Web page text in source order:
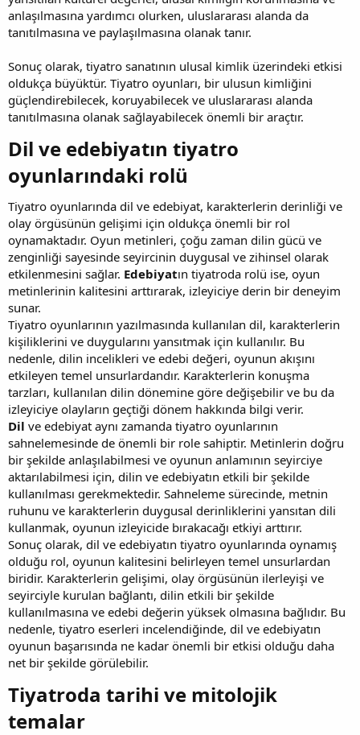
anlaşılmasına yardımcı olurken, uluslararası alanda da
tanıtılmasına ve paylaşılmasına olanak tanır.
Sonuç olarak, tiyatro sanatının ulusal kimlik üzerindeki etkisi
oldukça büyüktür. Tiyatro oyunları, bir ulusun kimliğini
güçlendirebilecek, koruyabilecek ve uluslararası alanda
tanıtılmasına olanak sağlayabilecek önemli bir araçtır.
Dil ve edebiyatın tiyatro
oyunlarındaki rolü​
Tiyatro oyunlarında dil ve edebiyat, karakterlerin derinliği ve
olay örgüsünün gelişimi için oldukça önemli bir rol
oynamaktadır. Oyun metinleri, çoğu zaman dilin gücü ve
zenginliği sayesinde seyircinin duygusal ve zihinsel olarak
etkilenmesini sağlar. Edebiyatın tiyatroda rolü ise, oyun
metinlerinin kalitesini arttırarak, izleyiciye derin bir deneyim
sunar.
Tiyatro oyunlarının yazılmasında kullanılan dil, karakterlerin
kişiliklerini ve duygularını yansıtmak için kullanılır. Bu
nedenle, dilin incelikleri ve edebi değeri, oyunun akışını
etkileyen temel unsurlardandır. Karakterlerin konuşma
tarzları, kullanılan dilin dönemine göre değişebilir ve bu da
izleyiciye olayların geçtiği dönem hakkında bilgi verir.
Dil ve edebiyat aynı zamanda tiyatro oyunlarının
sahnelemesinde de önemli bir role sahiptir. Metinlerin doğru
bir şekilde anlaşılabilmesi ve oyunun anlamının seyirciye
aktarılabilmesi için, dilin ve edebiyatın etkili bir şekilde
kullanılması gerekmektedir. Sahneleme sürecinde, metnin
ruhunu ve karakterlerin duygusal derinliklerini yansıtan dili
kullanmak, oyunun izleyicide bırakacağı etkiyi arttırır.
Sonuç olarak, dil ve edebiyatın tiyatro oyunlarında oynamış
olduğu rol, oyunun kalitesini belirleyen temel unsurlardan
biridir. Karakterlerin gelişimi, olay örgüsünün ilerleyişi ve
seyirciyle kurulan bağlantı, dilin etkili bir şekilde
kullanılmasına ve edebi değerin yüksek olmasına bağlıdır. Bu
nedenle, tiyatro eserleri incelendiğinde, dil ve edebiyatın
oyunun başarısında ne kadar önemli bir etkisi olduğu daha
net bir şekilde görülebilir.
Tiyatroda tarihi ve mitolojik
temalar​